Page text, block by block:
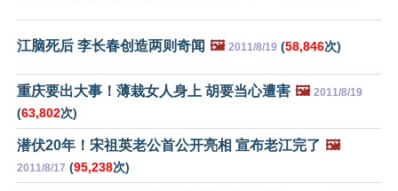
江脑死后 李长春创造两则奇闻 🖼️ 2011/8/19 (58,846次)
重庆要出大事！薄栽女人身上 胡要当心遭害 🖼️ 2011/8/19
(63,802次)
潜伏20年！宋祖英老公首公开亮相 宣布老江完了 🖼️
2011/8/17 (95,238次)